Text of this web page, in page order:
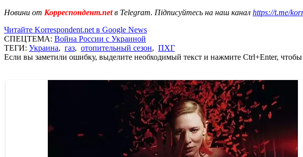
Новини от Корреспондент.netв Telegram. Підписуйтесь на наш канал https://t.me/
Читайте Korrespondent.net в Google News
СПЕЦТЕМА: Война России с Украиной
ТЕГИ: Украина, газ, отопительный сезон, ПХГ
Если вы заметили ошибку, выделите необходимый текст и нажмите Ctrl+Enter,